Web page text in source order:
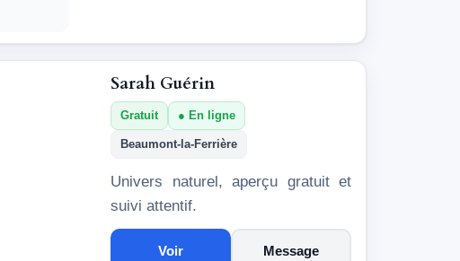
Sarah Guérin
Gratuit En ligne
Beaumont-la-Ferrière
Univers naturel, aperçu gratuit et
suivi attentif.
Voir Message